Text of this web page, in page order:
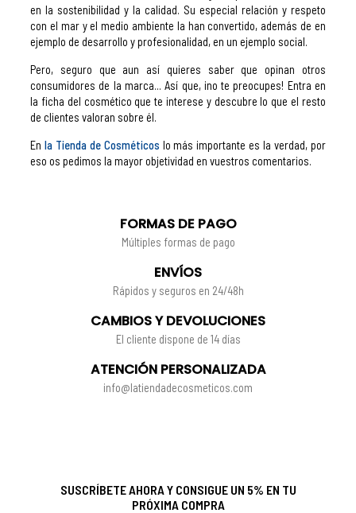
en la sostenibilidad y la calidad. Su especial relación y respeto
con el mar y el medio ambiente la han convertido, además de en
ejemplo de desarrollo y profesionalidad, en un ejemplo social.
Pero, seguro que aun así quieres saber que opinan otros
consumidores de la marca... Así que, ¡no te preocupes! Entra en
la ficha del cosmético que te interese y descubre lo que el resto
de clientes valoran sobre él.
Enla Tienda de Cosméticos lo más importante es la verdad, por
eso os pedimos la mayor objetividad en vuestros comentarios.
FORMAS DE PAGO
Múltiples formas de pago
ENVÍOS
Rápidos y seguros en 24/48h
CAMBIOS Y DEVOLUCIONES
El cliente dispone de 14 días
ATENCIÓN PERSONALIZADA
info@latiendadecosmeticos.com
SUSCRÍBETE AHORA Y CONSIGUE UN 5% EN TU
PRÓXIMA COMPRA